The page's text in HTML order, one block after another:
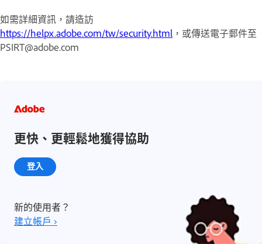
如需詳細資訊，請造訪
https://helpx.adobe.com/tw/security.html ，或傳送電子郵件至
PSIRT@adobe.com
更快、更輕鬆地獲得協助
登入
新的使用者？
建立帳戶 ›